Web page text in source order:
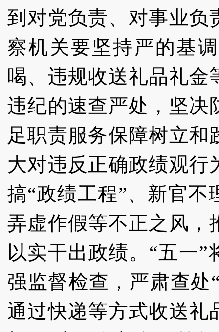
到对党负责、对事业负
察机关要坚持严的基
喝、违规收送礼品礼金
违纪的速查严处，坚决
足职责服务保障树立
大对违反正确政绩观行
搞“政绩工程”、新官
弄虚作假等不正之风，
以实干出政绩。“五一
强监督检查，严肃查处
通过快递等方式收送礼